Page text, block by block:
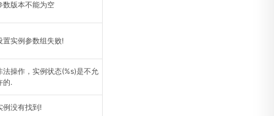
数版本不能为空
置实例参数组失败!
法操作，实例状态(%s)是不允
的.
例没有找到!